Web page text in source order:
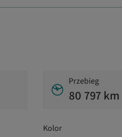
Przebieg
80 797 km
Kolor